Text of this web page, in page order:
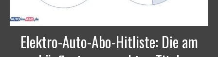
Elektro-Auto-Abo-Hitliste: Die am